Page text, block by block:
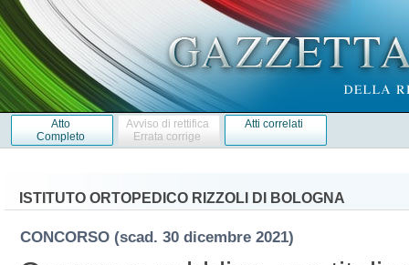
Atto
Completo
Avviso di rettifica
Errata corrige
Atti correlati
ISTITUTO ORTOPEDICO RIZZOLI DI BOLOGNA
CONCORSO (scad. 30 dicembre 2021)